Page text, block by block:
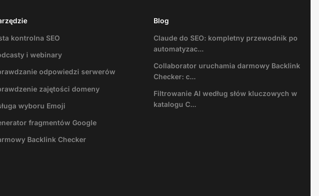
kontrolna SEO
i webinary
odpowiedzi serwerów
zajętości domeny
wyboru Emoji
fragmentów Google
Backlink Checker
Blog
Claude do SEO: kompletny przewodnik po
automatyzac...
Collaborator uruchamia darmowy Backlink
Checker: c...
Filtrowanie AI według słów kluczowych w
katalogu C...